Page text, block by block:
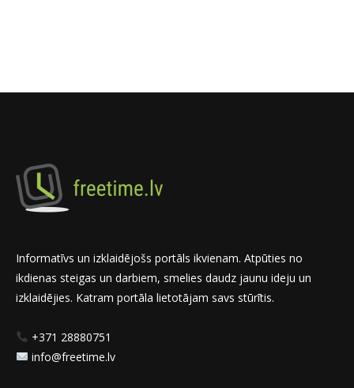
Informatīvs un izklaidējošs portāls ikvienam. Atpūties no
ikdienas steigas un darbiem, smelies daudz jaunu ideju un
izklaidējies. Katram portāla lietotājam savs stūrītis.
+371 28880751
info@freetime.lv